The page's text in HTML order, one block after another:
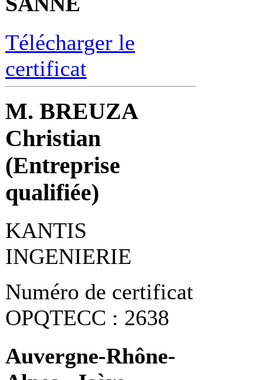
Télécharger le
certificat
M. BREUZA
Christian
(Entreprise
qualifiée)
KANTIS
INGENIERIE
Numéro de certificat
OPQTECC : 2638
Auvergne-Rhône-